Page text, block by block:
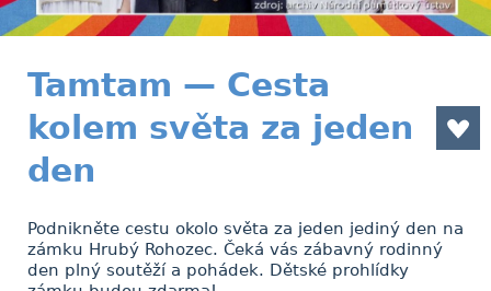
Tamtam — Cesta
kolem světa za jeden
den
Podnikněte cestu okolo světa za jeden jediný den na
zámku Hrubý Rohozec. Čeká vás zábavný rodinný
den plný soutěží a pohádek. Dětské prohlídky